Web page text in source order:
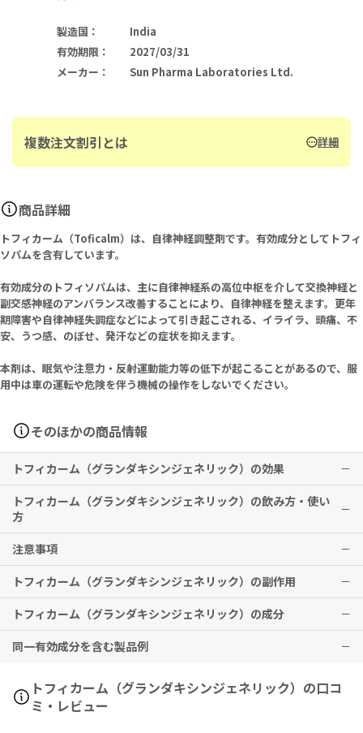
製造国 ：
India
有効期限 ：
2027/03/31
メーカー ： Sun Pharma Laboratories Ltd.
複数注文割引とは 詳細
商品詳細
トフィカーム（Toficalm）は、自律神経調整剤です。有効成分としてトフィ
ソパムを含有しています。
有効成分のトフィソパムは、主に自律神経系の高位中枢を介して交換神経と
副交感神経のアンバランス改善することにより、自律神経を整えます。更年
期障害や自律神経失調症などによって引き起こされる、イライラ、頭痛、不
安、うつ感、のぼせ、発汗などの症状を抑えます。
本剤は、眠気や注意力・反射運動能力等の低下が起こることがあるので、服
用中は車の運転や危険を伴う機械の操作をしないでください。
そのほかの商品情報
トフィカーム（グランダキシンジェネリック）の効果
下記疾患における心悸亢進、発汗、頭痛・頭重、倦怠感等の自律神経
症状
更年期障害・卵巣欠落症状、自律神経失調症、頭部・頸部損傷
※上記は、同一有効成分における日本での適応です。使用前に必ず医
師・歯科医師・薬剤師にご相談ください。
※効果には個人差がありますことを予めご了承ください。
トフィカーム（グランダキシンジェネリック）の飲み方・使い
方
通常、成人には1回50mgを1日3回、経口投与する。
なお、年令・症状により適宜増減する。
※上記は、同一有効成分における日本での用法・用量です。使用前に
必ず医師・歯科医師・薬剤師にご相談ください。
■錠剤を分割して服用される際は、下記商品のご利用を推奨いたしま
す。
▶ ピルケース付きで持ち運びたい方には、ピルカッター
シンプルな錠剤カッターをご希望の方には、
注意事項
飲み忘れに気付いた際は、思い出したときすぐに服用してください。
ただし、次の服用時間が近いときは忘れた分の服用はしないでくださ
い。
※2回分を一度に服用しないこと。
本剤の服用中は、車の運転など危険を伴う機械の操作はしないでくだ
さい。
トフィカーム（グランダキシンジェネリック）の副作用
眠気、めまい・ふらつき、不眠、頭痛、口渇、腹痛、悪心・嘔吐、便
秘、発疹、脱力感、動悸
トフィカーム（グランダキシンジェネリック）の成分
トフィカーム100
1素錠中：トフィソパム 100mg
トフィカーム50
同一有効成分を含む製品例
グランダキシン、トフィソパム
トフィカーム（グランダキシンジェネリック）の口コ
ミ・レビュー